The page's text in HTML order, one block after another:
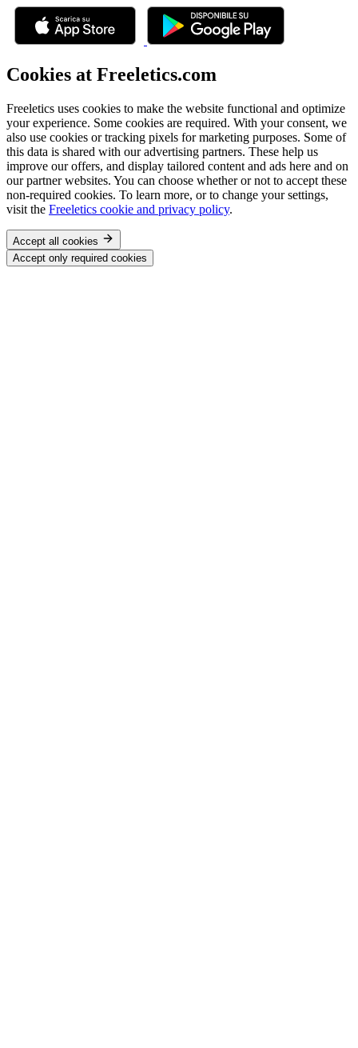
Cookies at Freeletics.com
Freeletics uses cookies to make the website functional and optimize
your experience. Some cookies are required. With your consent, we
also use cookies or tracking pixels for marketing purposes. Some of
this data is shared with our advertising partners. These help us
improve our offers, and display tailored content and ads here and on
our partner websites. You can choose whether or not to accept these
non-required cookies. To learn more, or to change your settings,
visit the Freeletics cookie and privacy policy.
Accept all cookies
Accept only required cookies